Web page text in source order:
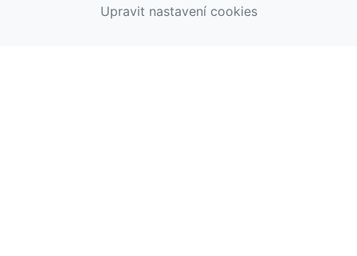
Upravit nastavení cookies